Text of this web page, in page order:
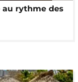
au rythme des